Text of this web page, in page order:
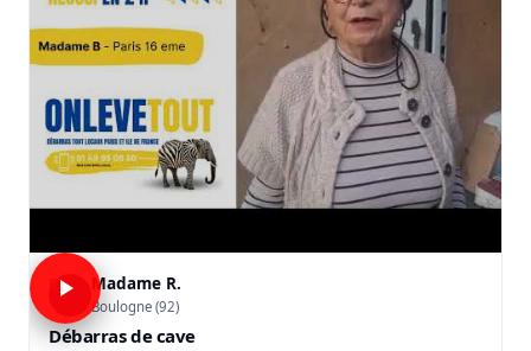
Madame R.
Boulogne (92)
Débarras de cave